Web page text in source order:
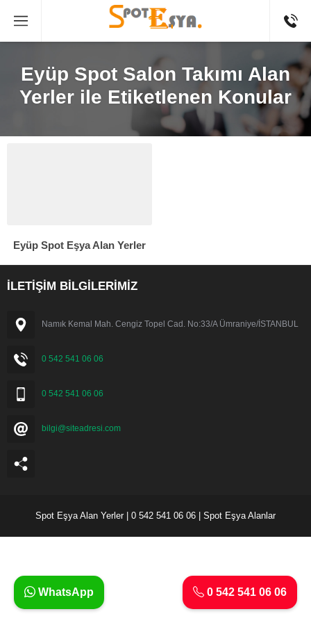
Eyüp Spot Salon Takımı Alan
Yerler ile Etiketlenen Konular
Eyüp Spot Eşya Alan Yerler
İLETİŞİM BİLGİLERİMİZ
Namık Kemal Mah. Cengiz Topel Cad. No:33/A Ümraniye/İSTANBUL
0 542 541 06 06
0 542 541 06 06
bilgi@siteadresi.com
Spot Eşya Alan Yerler | 0 542 541 06 06 | Spot Eşya Alanlar
0 542 541 06 06
WhatsApp